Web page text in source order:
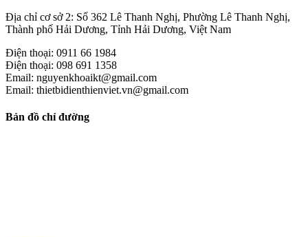
Địa chỉ cơ sở 2: Số 362 Lê Thanh Nghị, Phường Lê Thanh Nghị,
Thành phố Hải Dương, Tỉnh Hải Dương, Việt Nam
Điện thoại: 0911 66 1984
Điện thoại: 098 691 1358
Email: nguyenkhoaikt@gmail.com
Email: thietbidienthienviet.vn@gmail.com
Bản đồ chỉ đường